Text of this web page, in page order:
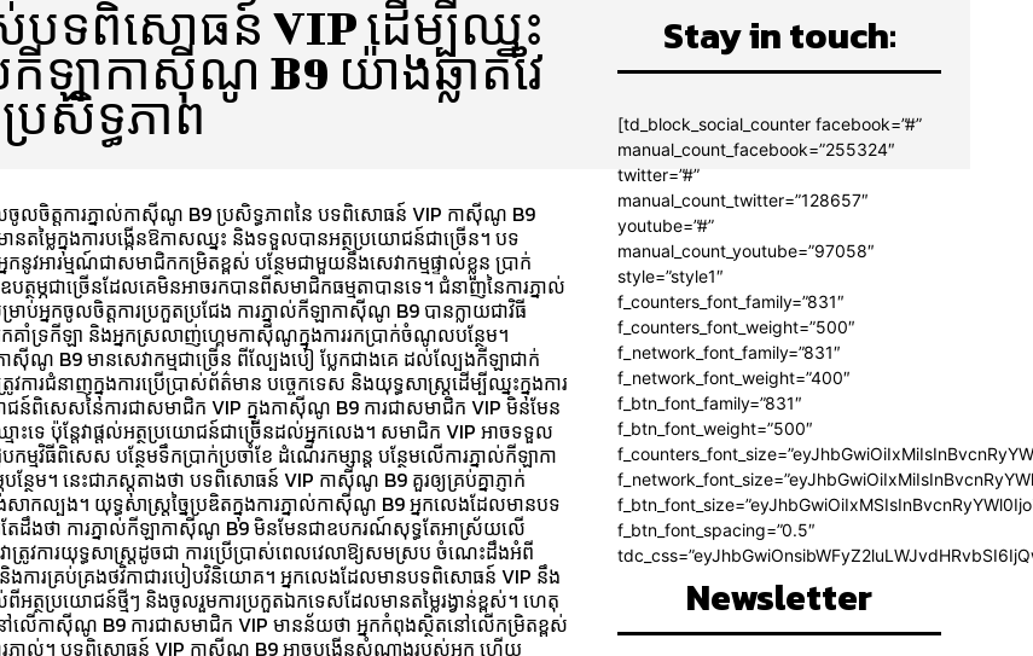
ស់បទពិសោធន៍ VIP ដើម្បីឈ្នះ
ល់កីឡាកាស៊ីណូ B9 យ៉ាងឆ្លាតវៃ
រសិទ្ធភាព
ចូលចិត្តការភ្នាល់កាស៊ីណូ B9 ប្រសិទ្ធភាពនៃ បទពិសោធន៍ VIP កាស៊ីណូ B9
ម្លៃក្នុងការបង្កើនឱកាសឈ្នះ និងទទួលបានអត្ថប្រយោជន៍ជាច្រើន។ បទ
នូវអារម្មណ៍ជាសមាជិកកម្រិតខ្ពស់ បន្ថែមជាមួយនឹងសេវាកម្មផ្ទាល់ខ្លួន ប្រាក់
ឧបត្ថម្ភជាច្រើនដែលគេមិនអាចរកបានពីសមាជិកធម្មតាបានទេ។ ជំនាញនៃការភ្នាល់
អ្នកចូលចិត្តការប្រកួតប្រជែង ការភ្នាល់កីឡាកាស៊ីណូ B9 បានក្លាយជាវិធី
គាំទ្រកីឡា និងអ្នកស្រលាញ់ហ្គេមកាស៊ីណូក្នុងការរកប្រាក់ចំណូលបន្ថែម។
ស៊ីណូ B9 មានសេវាកម្មជាច្រើន ពីល្បែងបៀ ប្លែកជាងគេ ដល់ល្បែងកីឡាជាក់
រូវការជំនាញក្នុងការប្រើប្រាស់ព័ត៌មាន បច្ចេកទេស និងយុទ្ធសាស្ត្រដើម្បីឈ្នះក្នុងការ
ោជន៍ពិសេសនៃការជាសមាជិក VIP ក្នុងកាស៊ីណូ B9 ការជាសមាជិក VIP មិនមែន
ឈ្មោះទេ ប៉ុន្តែវាផ្ដល់អត្ថប្រយោជន៍ជាច្រើនដល់អ្នកលេង។ សមាជិក VIP អាចទទួល
ម្មវិធីពិសេស បន្ថែមទឹកប្រាក់ប្រចាំខែ ដំណើរកម្សាន្ត បន្ថែមលើការភ្នាល់កីឡាកា
ថែម។ នេះជាភស្តុតាងថា បទពិសោធន៍ VIP កាស៊ីណូ B9 គួរឲ្យគ្រប់គ្នាភ្ញាក់
ាកល្បង។ យុទ្ធសាស្ត្រច្នៃប្រឌិតក្នុងការភ្នាល់កាស៊ីណូ B9 អ្នកលេងដែលមានបទ
ែដឹងថា ការភ្នាល់កីឡាកាស៊ីណូ B9 មិនមែនជា​ឧបករណ៍សុទ្ធតែអាស្រ័យលើ
រូវការយុទ្ធសាស្ត្រដូចជា ការប្រើប្រាស់ពេលវេលាឱ្យសមស្រប ចំណេះដឹងអំពី
ការគ្រប់គ្រងថវិកាជា​របៀបវិនិយោគ។ អ្នកលេងដែលមានបទពិសោធន៍ VIP នឹង
ត្ថប្រយោជន៍ថ្មីៗ និងចូលរួមការប្រកួតឯកទេសដែលមានតម្លៃរង្វាន់ខ្ពស់។ ហេតុ
នៅលើកាស៊ីណូ B9 ការជាសមាជិក VIP មានន័យថា អ្នកកំពុងស្ថិតនៅលើកម្រិតខ្ពស់
នាល់។ បទពិសោធន៍ VIP កាស៊ីណូ B9 អាចបង្កើនសំណាងរបស់អ្នក ហើយ
Stay in touch:
[td_block_social_counter facebook=”#”
manual_count_facebook=”255324″
twitter=”#”
manual_count_twitter=”128657″
youtube=”#”
manual_count_youtube=”97058″
style=”style1″
f_counters_font_family=”831″
f_counters_font_weight=”500″
f_network_font_family=”831″
f_network_font_weight=”400″
f_btn_font_family=”831″
f_btn_font_weight=”500″
f_btn_font_spacing=”0.5″
Newsletter